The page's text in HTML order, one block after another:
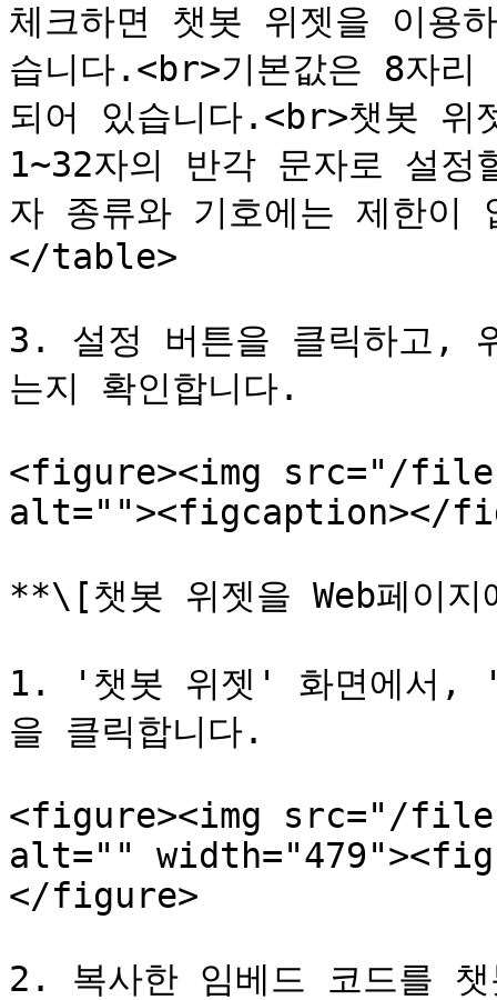
체크하면 챗봇 위젯을 이용
습니다.<br>기본값은 8자리
되어 있습니다.<br>챗봇 위
1~32자의 반각 문자로 설
자 종류와 기호에는 제한
</table>
3. 설정 버튼을 클릭하고,
는지 확인합니다.
<figure><img src="/
alt=""><figcaption></
**\[챗봇 위젯을 Web페이
1. '챗봇 위젯' 화면에서,
을 클릭합니다.
<figure><img src="/files/
alt=""
</figure>
2. 복사한 임베드 코드를 챗